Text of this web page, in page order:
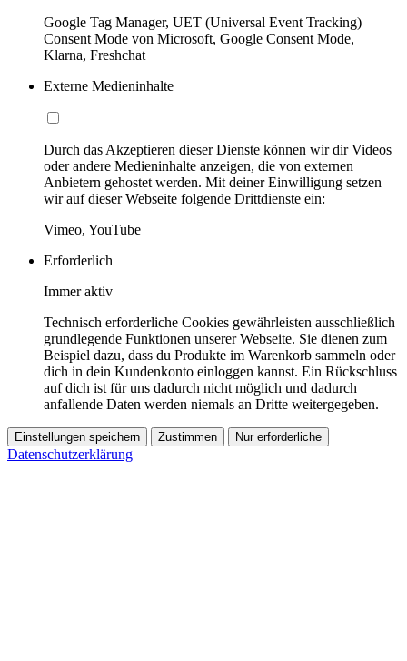
Google Tag Manager, UET (Universal Event Tracking)
Consent Mode von Microsoft, Google Consent Mode,
Klarna, Freshchat
Externe Medieninhalte
Durch das Akzeptieren dieser Dienste können wir dir Videos
oder andere Medieninhalte anzeigen, die von externen
Anbietern gehostet werden. Mit deiner Einwilligung setzen
wir auf dieser Webseite folgende Drittdienste ein:
Vimeo, YouTube
Erforderlich
Immer aktiv
Technisch erforderliche Cookies gewährleisten ausschließlich
grundlegende Funktionen unserer Webseite. Sie dienen zum
Beispiel dazu, dass du Produkte im Warenkorb sammeln oder
dich in dein Kundenkonto einloggen kannst. Ein Rückschluss
auf dich ist für uns dadurch nicht möglich und dadurch
anfallende Daten werden niemals an Dritte weitergegeben.
Einstellungen speichern Zustimmen Nur erforderliche
Datenschutzerklärung